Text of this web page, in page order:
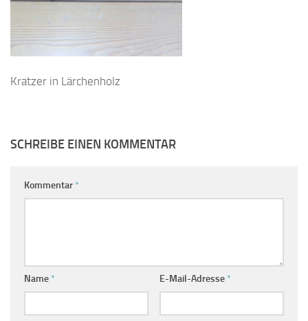
Kratzer in Lärchenholz
SCHREIBE EINEN KOMMENTAR
Kommentar *
Name * E-Mail-Adresse *